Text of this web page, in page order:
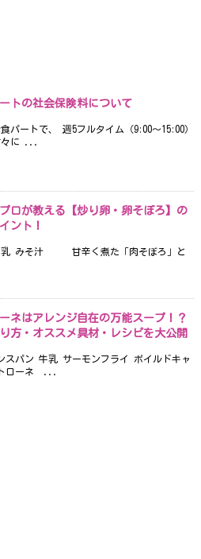
トの社会保険料について
パートで、 週5フルタイム（9:00〜15:00）
々に ...
ロが教える【炒り卵・卵そぼろ】の
ント！
乳 みそ汁 甘辛く煮た「肉そぼろ」と
ネはアレンジ自在の万能スープ！？
方・オススメ具材・レシピを大公開
スパン 牛乳 サーモンフライ ボイルドキャ
ローネ ...